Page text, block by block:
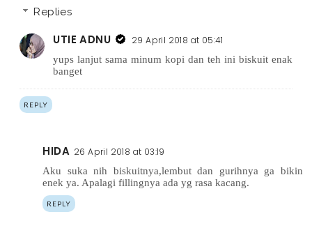
Replies
UTIE ADNU 29 April 2018 at 05:41
yups lanjut sama minum kopi dan teh ini biskuit enak
banget
REPLY
HIDA 26 April 2018 at 03:19
Aku suka nih biskuitnya,lembut dan gurihnya ga bikin
enek ya. Apalagi fillingnya ada yg rasa kacang.
REPLY